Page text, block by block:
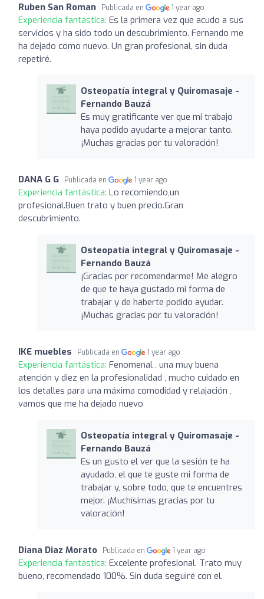
Ruben San Roman Publicada en 1 year ago
Experiencia fantástica: Es la primera vez que acudo a sus
servicios y ha sido todo un descubrimiento. Fernando me
ha dejado como nuevo. Un gran profesional, sin duda
repetiré.
Osteopatía integral y Quiromasaje -
Fernando Bauzá
Es muy gratificante ver que mi trabajo
haya podido ayudarte a mejorar tanto.
¡Muchas gracias por tu valoración!
DANA G G Publicada en 1 year ago
Experiencia fantástica: Lo recomiendo,un
profesional.Buen trato y buen precio.Gran
descubrimiento.
Osteopatía integral y Quiromasaje -
Fernando Bauzá
¡Gracias por recomendarme! Me alegro
de que te haya gustado mi forma de
trabajar y de haberte podido ayudar.
¡Muchas gracias por tu valoración!
IKE muebles Publicada en 1 year ago
Experiencia fantástica: Fenomenal , una muy buena
atención y diez en la profesionalidad , mucho cuidado en
los detalles para una máxima comodidad y relajación ,
vamos que me ha dejado nuevo
Osteopatía integral y Quiromasaje -
Fernando Bauzá
Es un gusto el ver que la sesión te ha
ayudado, el que te guste mi forma de
trabajar y, sobre todo, que te encuentres
mejor. ¡Muchísimas gracias por tu
valoración!
Diana Diaz Morato Publicada en 1 year ago
Experiencia fantástica: Excelente profesional. Trato muy
bueno, recomendado 100%. Sin duda seguiré con el.